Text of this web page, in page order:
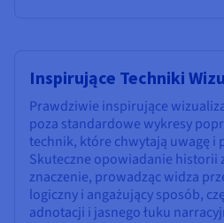
Inspirujące Techniki
Prawdziwie inspirujące
poza standardowe wykresy
technik, które chwytają uwagę i
Skuteczne opowiadanie historii
znaczenie, prowadząc widza
logiczny i angażujący sposób,
adnotacji i jasnego łuku